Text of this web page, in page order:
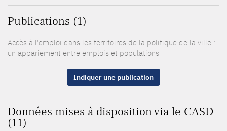
Publications (1)
Accès à l'emploi dans les territoires de la politique de la ville :
un appariement entre emplois et populations
Indiquer une publication
Données mises à disposition via le CASD
(11)